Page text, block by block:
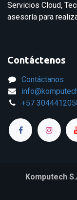
Servicios Cloud,
asesoría para
Contáctenos
Contáctanos
+57
Komputech